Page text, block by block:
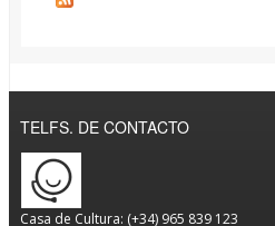
TELFS. DE CONTACTO
Casa de Cultura: (+34) 965 839 123